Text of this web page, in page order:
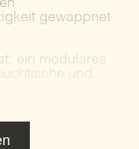
gewappnet
ein modulares
und